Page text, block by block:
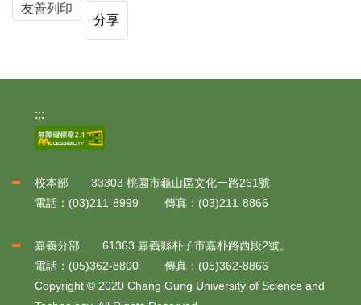
友善列印
分享
:::
校本部 33303 桃園市龜山區文化一路261號
電話：(03)211-8999 傳真：(03)211-8866
嘉義分部 61363 嘉義縣朴子市嘉朴路西段2號。
電話：(05)362-8800 傳真：(05)362-8866
Copyright © 2020 Chang Gung University of Science and